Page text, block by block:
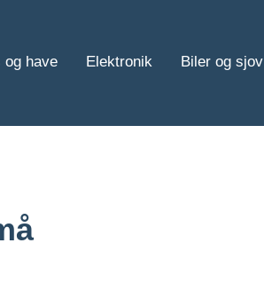
og have Elektronik Biler og sjov